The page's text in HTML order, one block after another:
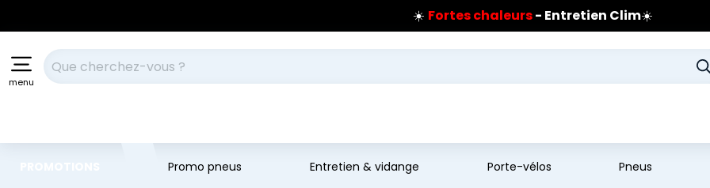
- Entretien Clim
Prix coûtant pneus Bridgestone
sur les pneus Bridgestone
menu
Votre recherche
Promo pneus Entretien & vidange Porte-vélos Pneus